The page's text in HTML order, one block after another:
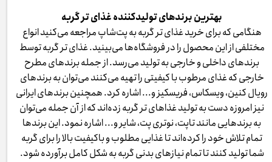
بهترین برندهای تولیدکننده غذای تر گربه
هنگامی که برای خرید غذای تر گربه به پت‌شاپ مراجعه می‌کنید انواع
مختلفی از این محصول را در فروشگاه‌ها می‌بینید. غذای تر گربه توسط
برندهای داخلی و خارجی به تولید می‌رسد. از جمله برندهای مطرح
خارجی که غذای مرطوب با کیفیتی را تهیه می‌کنند می‌توان به برندهای
رویال کنین، ویسکاس، فریسکیز و... اشاره کرد. همچنین برندهای ایرانی
نیز امروزه دست به تولید غذاهای تر گربه زده‌اند که از آن جمله می‌توان
به برندهایی مانند تاپت، نوتری پت، شایر و... اشاره نمود. این برندها
تمام تلاش خود را کرده‌اند تا غذایی مطلوب و باکیفیت بالا را برای گربه
شما تولید کنند تا تمام نیازهای بدنی گربه به شکل کامل برآورده شود.